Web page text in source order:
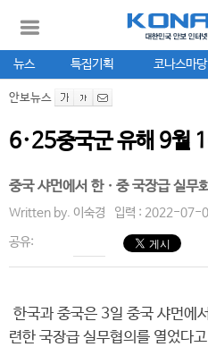
뉴스 특집기획 코나스마당
안보뉴스
6·25중국군 유해 9월
중국 샤먼에서 한ㆍ중 국장급 실무
Written by. 이숙경 입력 : 2022-07-
공유:
한국과 중국은 3일 중국 샤먼에
련한 국장급 실무협의를 열었다